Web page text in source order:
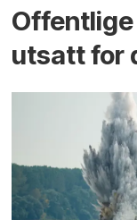
utsatt for